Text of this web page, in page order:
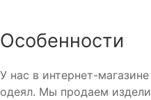
Особенности
У нас в интернет-
одеял. Мы продаем